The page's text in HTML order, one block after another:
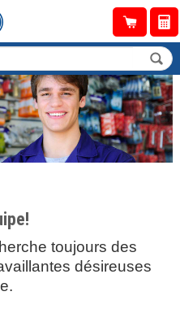
toujours des
désireuses